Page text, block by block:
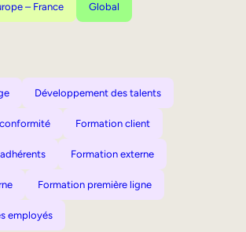
– France Global
Développement des talents
Formation client
Formation externe
Formation première ligne
employés